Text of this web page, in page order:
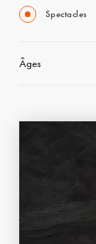
Spectacles
Âges